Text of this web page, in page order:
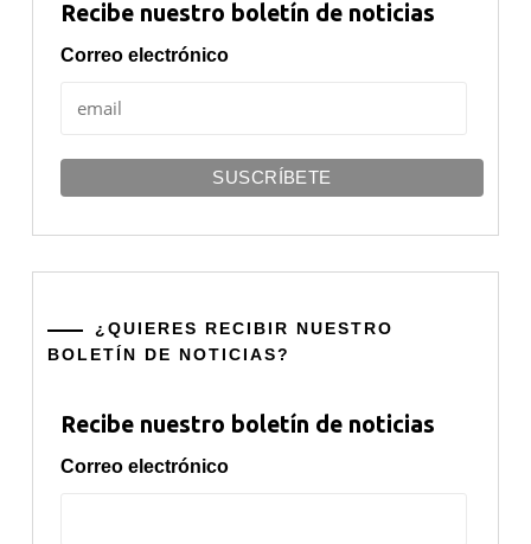
Recibe nuestro boletín de noticias
Correo electrónico
¿QUIERES RECIBIR NUESTRO
BOLETÍN DE NOTICIAS?
Recibe nuestro boletín de noticias
Correo electrónico